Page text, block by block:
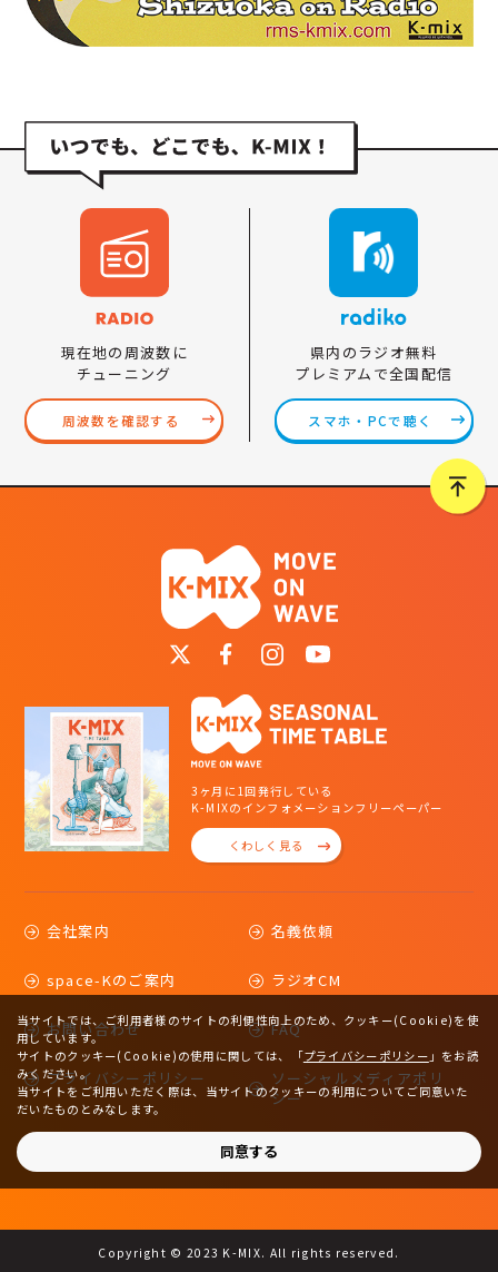
現在地の周波数に
チューニング
周波数を確認する
県内のラジオ無料
プレミアムで全国配信
スマホ・PCで聴く
3ヶ月に1回発行している
K-MIXのインフォメーションフリーペーパー
くわしく見る
会社案内 名義依頼
space-Kのご案内 ラジオCM
お問い合わせ FAQ
プライバシーポリシー
ソーシャルメディアポリ
シー
Copyright © 2023 K-MIX. All rights reserved.
当サイトでは、ご利用者様のサイトの利便性向上のため、クッキー(Cookie)を使
用しています。
サイトのクッキー(Cookie)の使用に関しては、
「プライバシーポリシー 」をお読
みください。
当サイトをご利用いただく際は、当サイトのクッキーの利用についてご同意いた
だいたものとみなします。
同意する